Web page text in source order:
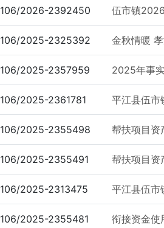
106/2026-2392450 伍市镇
106/2025-2325392 金秋情暖
106/2025-2357959 2025年事
106/2025-2361781 平江县伍市
106/2025-2355498 帮扶项目资
106/2025-2355491 帮扶项目资
106/2025-2313475 平江县伍市
106/2025-2355481 衔接资金使